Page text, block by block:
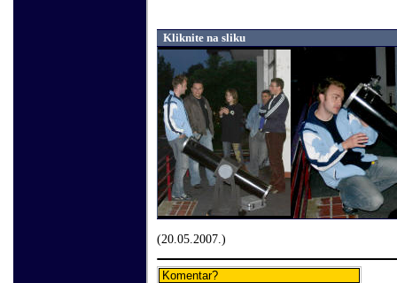
Kliknite na sliku
(20 05 .2007. )
Komentar?